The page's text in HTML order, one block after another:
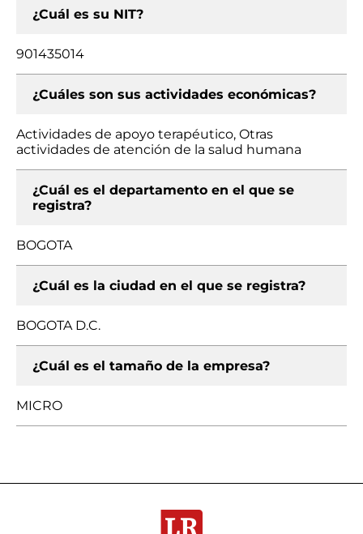
¿Cuál es su NIT?
901435014
¿Cuáles son sus actividades económicas?
Actividades de apoyo terapéutico, Otras
actividades de atención de la salud humana
¿Cuál es el departamento en el que se
registra?
BOGOTA
¿Cuál es la ciudad en el que se registra?
BOGOTA D.C.
¿Cuál es el tamaño de la empresa?
MICRO